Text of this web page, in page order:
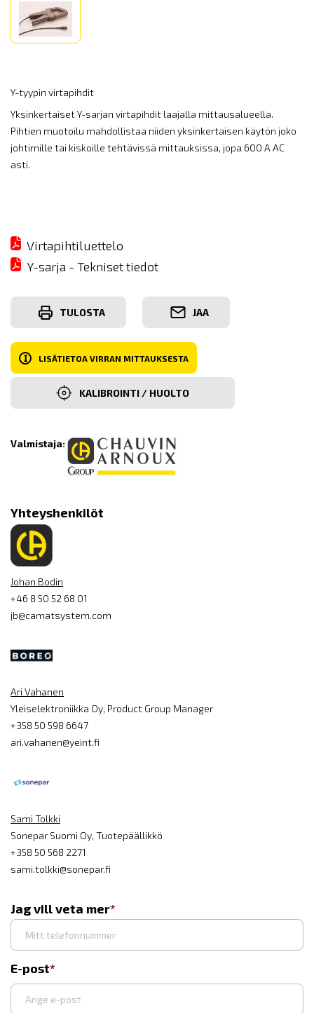
Y-tyypin virtapihdit
Yksinkertaiset Y-sarjan virtapihdit laajalla mittausalueella.
Pihtien muotoilu mahdollistaa niiden yksinkertaisen käytön joko
johtimille tai kiskoille tehtävissä mittauksissa, jopa 600 A AC
asti.
Virtapihtiluettelo
Y-sarja - Tekniset tiedot
TULOSTA JAA
I LISÄTIETOA VIRRAN MITTAUKSESTA
KALIBROINTI / HUOLTO
Valmistaja:
Yhteyshenkilöt
Johan Bodin
+46 8 50 52 68 01
jb@camatsystem.com
Ari Vahanen
Yleiselektroniikka Oy, Product Group Manager
+358 50 598 6647
ari.vahanen@yeint.fi
Sami Tolkki
Sonepar Suomi Oy, Tuotepäällikkö
+358 50 568 2271
sami.tolkki@sonepar.fi
Jag vill veta mer
E-post